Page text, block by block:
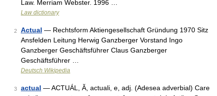
Law. Merriam Webster. 1996 …
Law dictionary
2 Actual — Rechtsform Aktiengesellschaft Gründung 1970 Sitz
Ansfelden Leitung Herwig Ganzberger Vorstand Ingo
Ganzberger Geschäftsführer Claus Ganzberger
Geschäftsführer …
Deutsch Wikipedia
3 actual — ACTUÁL, Ă, actuali, e, adj. (Adesea adverbial) Care